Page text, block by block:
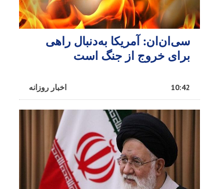
سی‌ان‌ان: آمریکا به‌دنبال راهی
برای خروج از جنگ است
اخبار روزانه 10:42